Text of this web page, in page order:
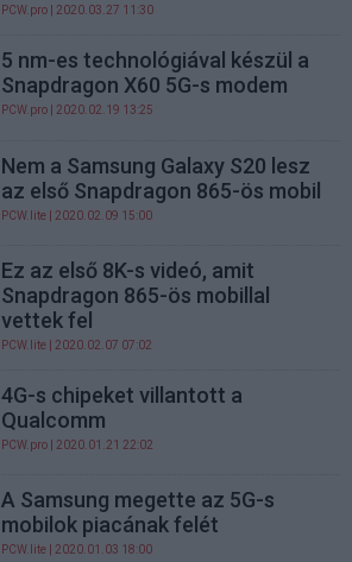
PCW.pro | 2020.03.27 11:30
5 nm-es technológiával készül a
Snapdragon X60 5G-s modem
PCW.pro | 2020.02.19 13:25
Nem a Samsung Galaxy S20 lesz
az első Snapdragon 865-ös mobil
PCW.lite | 2020.02.09 15:00
Ez az első 8K-s videó, amit
Snapdragon 865-ös mobillal
vettek fel
PCW.lite | 2020.02.07 07:02
4G-s chipeket villantott a
Qualcomm
PCW.pro | 2020.01.21 22:02
A Samsung megette az 5G-s
mobilok piacának felét
PCW.lite | 2020.01.03 18:00